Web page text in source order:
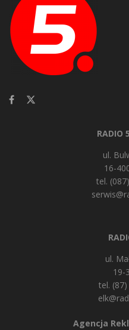
RADIO
ul.
16-
tel.
ul.
19-
tel.
Agencja